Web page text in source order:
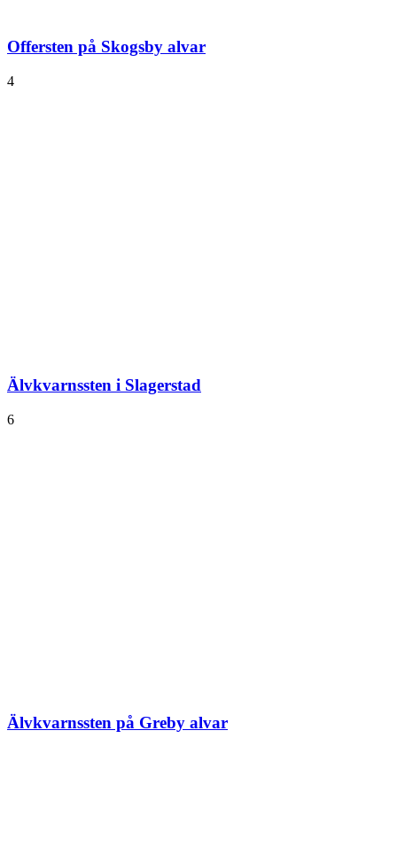
Offersten på Skogsby alvar
4
Älvkvarnssten i Slagerstad
6
Älvkvarnssten på Greby alvar